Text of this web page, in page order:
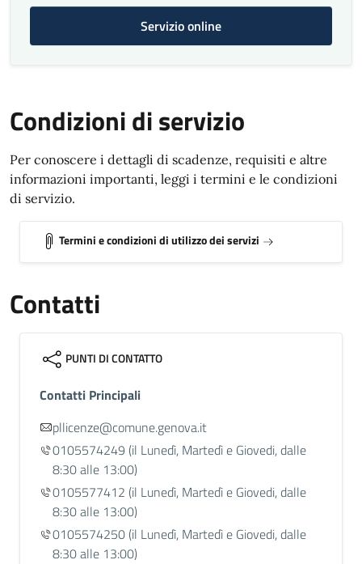
Servizio online
Condizioni di servizio
Per conoscere i dettagli di scadenze, requisiti e altre
informazioni importanti, leggi i termini e le condizioni
di servizio.
Termini e condizioni di utilizzo dei servizi
Contatti
PUNTI DI CONTATTO
Contatti Principali
pllicenze@comune.genova.it
0105574249 (il Lunedì, Martedì e Giovedi, dalle
8:30 alle 13:00)
0105577412 (il Lunedì, Martedì e Giovedi, dalle
8:30 alle 13:00)
0105574250 (il Lunedì, Martedì e Giovedi, dalle
8:30 alle 13:00)